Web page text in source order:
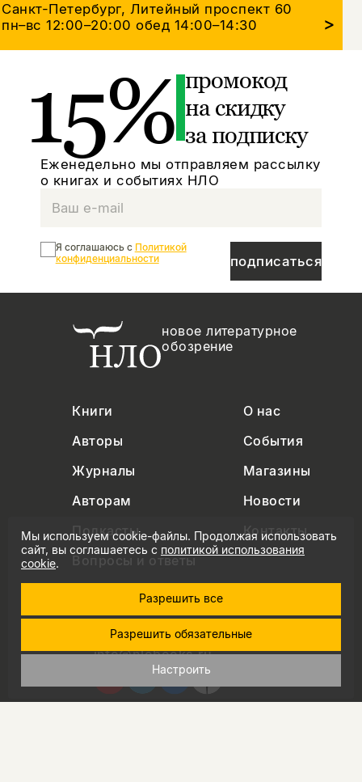
Санкт-Петербург, Литейный проспект 60
пн–вс 12:00–20:00обед 14:00–14:30 >
15% промокод
на скидку
за подписку
Еженедельно мы отправляем рассылку
о книгах и событиях НЛО
подписаться
Я соглашаюсь с Политикой
конфиденциальности
новое литературное
обозрение
Книги
О нас
Авторы
События
Журналы
Магазины
Авторам
Новости
Подкасты
Контакты
Вопросы и ответы
+7 (495) 229-91-03
info@nlobooks.ru
Мы используем cookie-файлы. Продолжая использовать
сайт, вы соглашаетесь с политикой использования
cookie.
Разрешить все
Разрешить обязательные
Настроить